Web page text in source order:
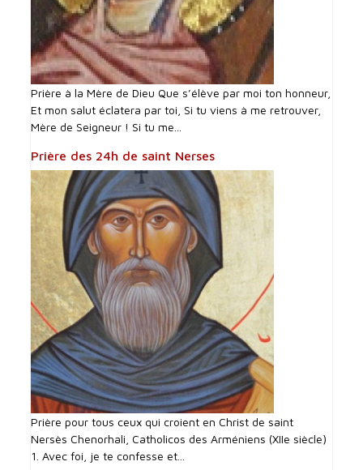
Prière à la Mère de Dieu Que s’élève par moi ton honneur,
Et mon salut éclatera par toi, Si tu viens à me retrouver,
Mère de Seigneur ! Si tu me...
Prière des 24h de saint Nerses
Prière pour tous ceux qui croient en Christ de saint
Nersès Chenorhali, Catholicos des Arméniens (XIIe siècle)
1. Avec foi, je te confesse et...